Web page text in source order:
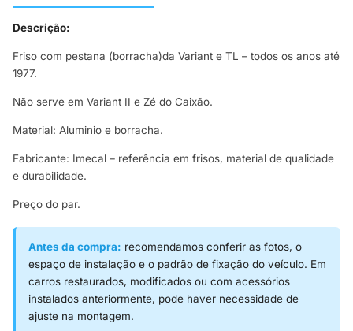
Descrição:
Friso com pestana (borracha)da Variant e TL – todos os anos até
1977.
Não serve em Variant II e Zé do Caixão.
Material: Aluminio e borracha.
Fabricante: Imecal – referência em frisos, material de qualidade
e durabilidade.
Preço do par.
Antes da compra: recomendamos conferir as fotos, o
espaço de instalação e o padrão de fixação do veículo. Em
carros restaurados, modificados ou com acessórios
instalados anteriormente, pode haver necessidade de
ajuste na montagem.